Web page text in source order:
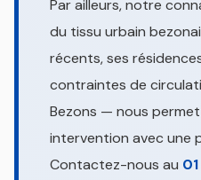
Par ailleurs, notre
du tissu urbain
récents, ses
contraintes de
Bezons — nous
intervention avec une
Contactez-nous au